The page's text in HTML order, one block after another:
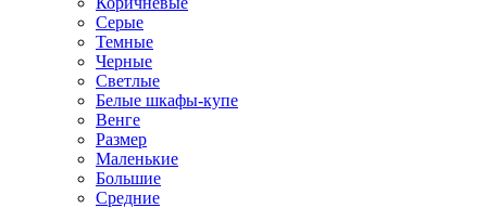
Серые
Темные
Черные
Светлые
Белые шкафы-купе
Венге
Размер
Маленькие
Большие
Средние